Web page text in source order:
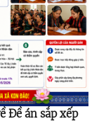
Đề án sắp xếp